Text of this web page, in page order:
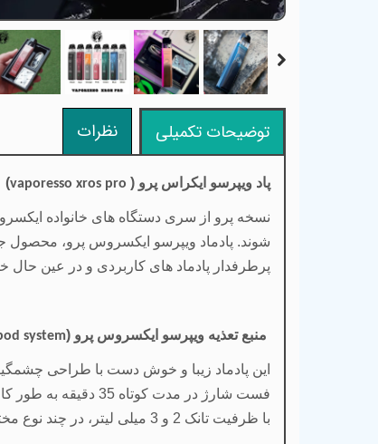
توضیحات تکمیلی نظرات
پاد ویپرسو ایکراس پرو (
vaporesso xros pro
)
نسخه پرو از سری دستگاه های خانواده
شوند. پادماد ویپرسو ایکسروس پرو، محصول
پرطرفدار پادماد های کاربردی و در عین
منبع تعذیه ویپرسو ایکسروس پرو (system
این پادماد زیبا و خوش دست با طراحی چشمگیر و جذاب، به یک
با ظرفیت تانک 2 و 3 میلی لیتر، در چند نوع مختلف به بازار عرضه شده اند تا دست کاربر را در انتخاب کارتریج باز باشد.